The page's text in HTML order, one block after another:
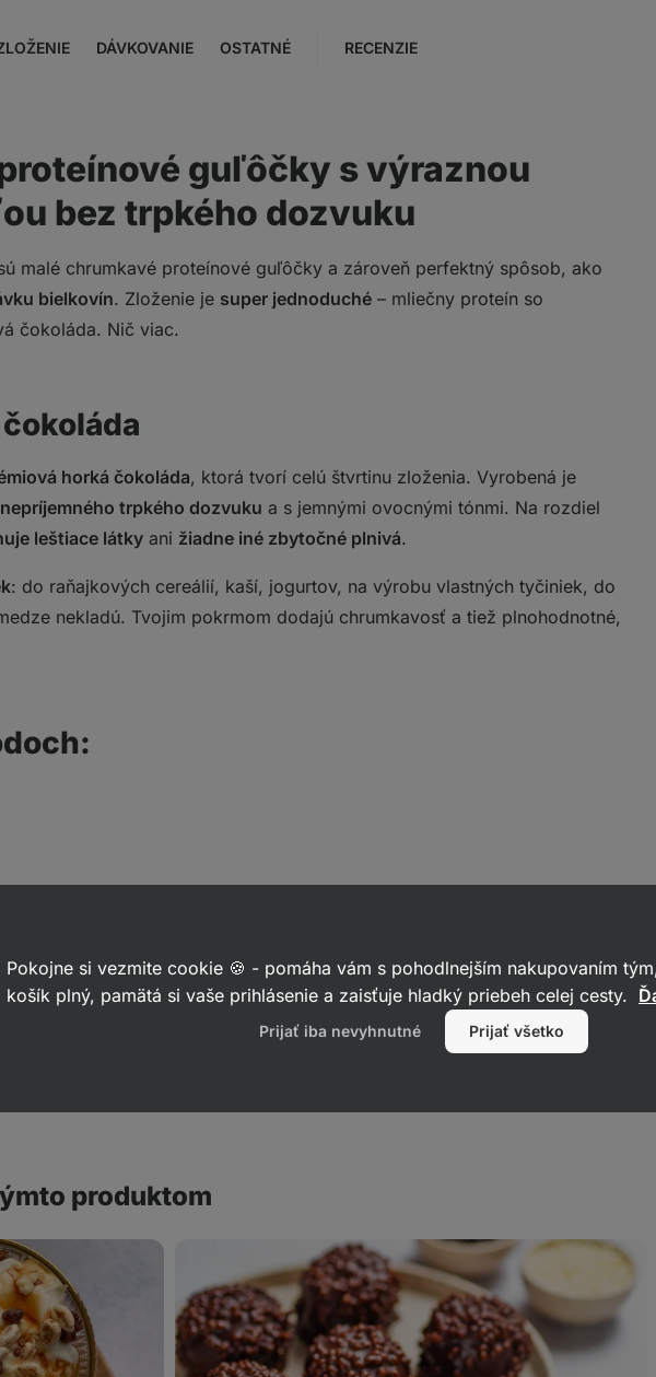
DÁVKOVANIE OSTATNÉ RECENZIE
guľôčky s výraznou
bez trpkého dozvuku
malé chrumkavé proteínové guľôčky a zároveň perfektný spôsob, ako
bielkovín. Zloženie je super jednoduché – mliečny proteín so
čokoláda. Nič viac.
horká čokoláda, ktorá tvorí celú štvrtinu zloženia. Vyrobená je
trpkého dozvuku a s jemnými ovocnými tónmi. Na rozdiel
leštiace látky ani žiadne iné zbytočné plnivá.
: do raňajkových cereálií, kaší, jogurtov, na výrobu vlastných tyčiniek, do
nekladú. Tvojim pokrmom dodajú chrumkavosť a tiež plnohodnotné,
produktom
čokoláde
Pokojne si vezmite cookie 🍪 - pomáha vám s pohodlnejším nakupovaním
košík plný, pamätá si vaše prihlásenie a zaisťuje hladký priebeh celej cesty.
Prijať iba nevyhnutné Prijať všetko